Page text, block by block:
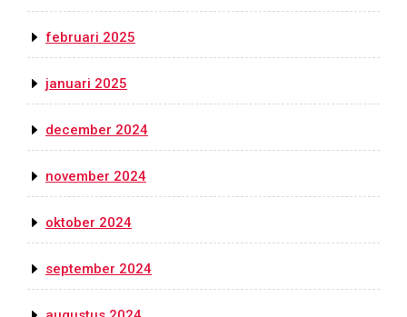
februari 2025
januari 2025
december 2024
november 2024
oktober 2024
september 2024